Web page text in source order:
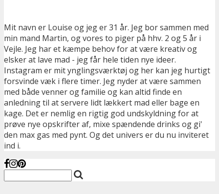
Mit navn er Louise og jeg er 31 år. Jeg bor sammen med
min mand Martin, og vores to piger på hhv. 2 og 5 år i
Vejle. Jeg har et kæmpe behov for at være kreativ og
elsker at lave mad - jeg får hele tiden nye ideer.
Instagram er mit ynglingsværktøj og her kan jeg hurtigt
forsvinde væk i flere timer. Jeg nyder at være sammen
med både venner og familie og kan altid finde en
anledning til at servere lidt lækkert mad eller bage en
kage. Det er nemlig en rigtig god undskyldning for at
prøve nye opskrifter af, mixe spændende drinks og gi'
den max gas med pynt. Og det univers er du nu inviteret
ind i.